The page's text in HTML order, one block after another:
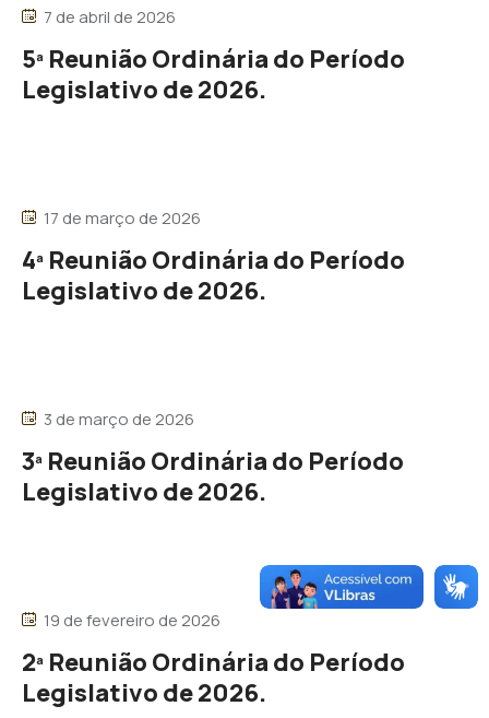
7 de abril de 2026
5ª Reunião Ordinária do Período
Legislativo de 2026.
17 de março de 2026
4ª Reunião Ordinária do Período
Legislativo de 2026.
3 de março de 2026
3ª Reunião Ordinária do Período
Legislativo de 2026.
19 de fevereiro de 2026
2ª Reunião Ordinária do Período
Legislativo de 2026.